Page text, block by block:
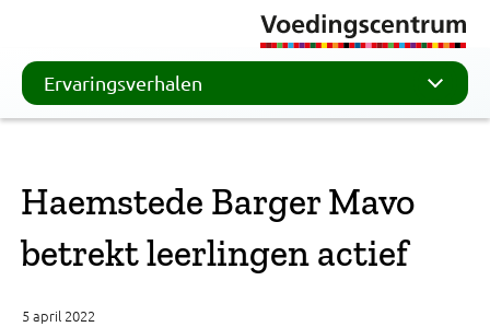
Ervaringsverhalen
Haemstede Barger Mavo
betrekt leerlingen actief
5 april 2022